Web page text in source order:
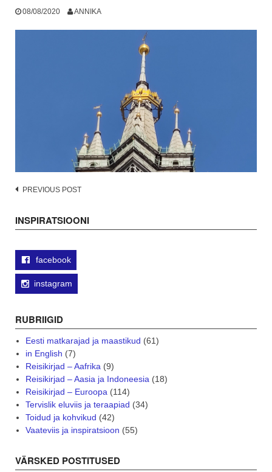
08/08/2020 ANNIKA
Post
PREVIOUS POST
INSPIRATSIOONI
facebook
instagram
RUBRIIGID
Eesti matkarajad ja maastikud (61)
in English (7)
Reisikirjad – Aafrika (9)
Reisikirjad – Aasia ja Indoneesia (18)
Reisikirjad – Euroopa (114)
Tervislik eluviis ja teraapiad (34)
Toidud ja kohvikud (42)
Vaateviis ja inspiratsioon (55)
VÄRSKED POSTITUSED